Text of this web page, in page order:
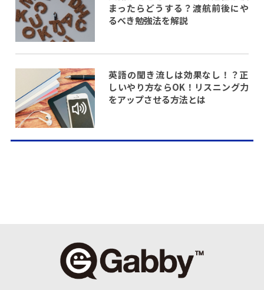
まったらどうする？渡航前後にや
るべき勉強法を解説
英語の聞き流しは効果なし！？正
しいやり方ならOK！リスニング力
をアップさせる方法とは